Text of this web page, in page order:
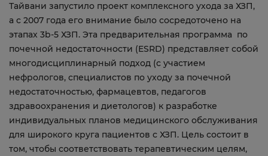
Тайвани запустило проект комплексного ухода за ХЗП,
а с 2007 года его внимание было сосредоточено на
этапах 3b-5 ХЗП. Эта предварительная программа по
почечной недостаточности (ESRD) представляет собой
многодисциплинарный подход (с участием
нефрологов, специалистов по уходу за почечной
недостаточностью, фармацевтов, педагогов
здравоохранения и диетологов) к разработке
индивидуальных планов медицинского обслуживания
для широкого круга пациентов с ХЗП. Цель состоит в
том, чтобы соответствовать терапевтическим целям,